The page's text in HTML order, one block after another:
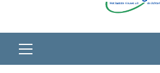
menu